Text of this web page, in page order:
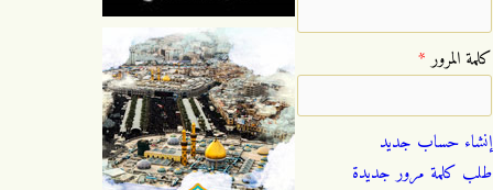
‏كلمة المرور ‏*
إنشاء حساب جديد
طلب كلمة مرور جديدة